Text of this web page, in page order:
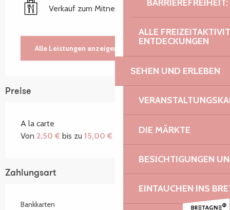
ALLE
ENTDECKUNGEN
SEHEN UND ERLEBEN
DIE MÄRKTE
BESICHTIGUNGEN
EINTAUCHEN INS
Verkauf zum Mitnehmen
Alle Leistungen anzeigen
Preise
A la carte
Von 2,50 € bis zu 15,00 €
Zahlungsart
Bankkarten